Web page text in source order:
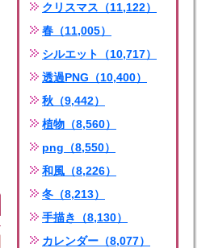
クリスマス（11,122）
春（11,005）
シルエット（10,717）
透過PNG（10,400）
秋（9,442）
植物（8,560）
png（8,550）
和風（8,226）
冬（8,213）
手描き（8,130）
カレンダー（8,077）